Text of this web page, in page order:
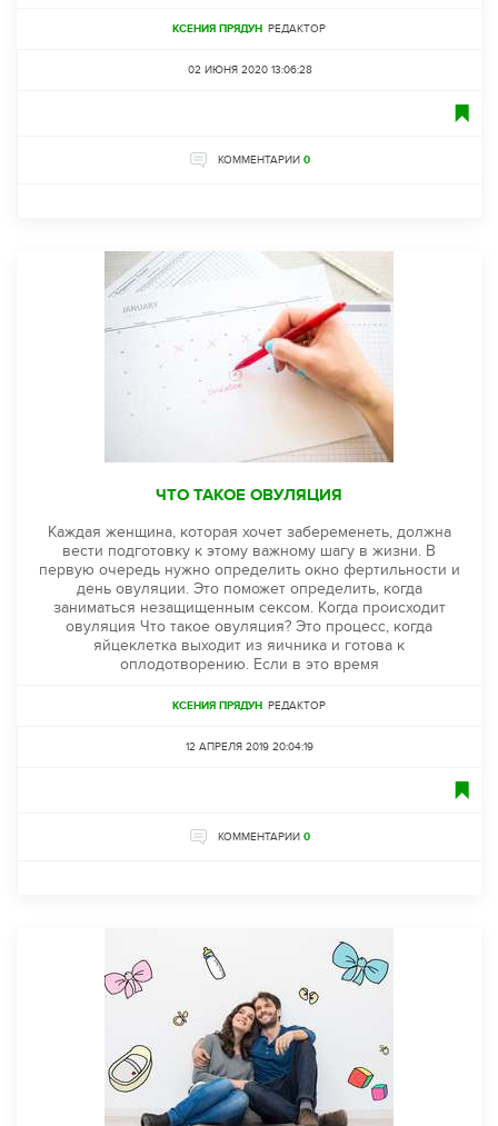
КСЕНИЯ ПРЯДУН РЕДАКТОР
02 ИЮНЯ 2020 13:06:28
КОММЕНТАРИИ 0
ЧТО ТАКОЕ ОВУЛЯЦИЯ
Каждая женщина, которая хочет забеременеть, должна
вести подготовку к этому важному шагу в жизни. В
первую очередь нужно определить окно фертильности и
день овуляции. Это поможет определить, когда
заниматься незащищенным сексом. Когда происходит
овуляция Что такое овуляция? Это процесс, когда
яйцеклетка выходит из яичника и готова к
оплодотворению. Если в это время
КСЕНИЯ ПРЯДУН РЕДАКТОР
12 АПРЕЛЯ 2019 20:04:19
КОММЕНТАРИИ 0